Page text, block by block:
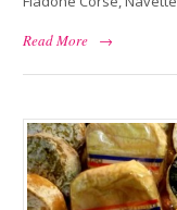
Read More
→